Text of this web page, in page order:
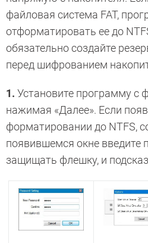
файловая система FAT,
отформатировать ее до
обязательно создайте
перед шифрованием
1. Установите программу с
нажимая «Далее». Если
форматировании до NTFS,
появившемся окне введите
защищать флешку, и